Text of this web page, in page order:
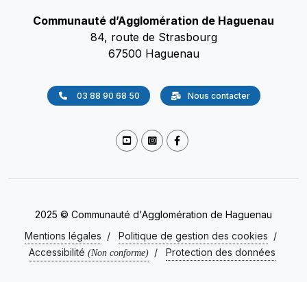
Communauté d’Agglomération de Haguenau
84, route de Strasbourg
67500 Haguenau
03 88 90 68 50 Nous contacter
2025 © Communauté d'Agglomération de Haguenau
Mentions légales / Politique de gestion des cookies /
Accessibilité (Non conforme) / Protection des données